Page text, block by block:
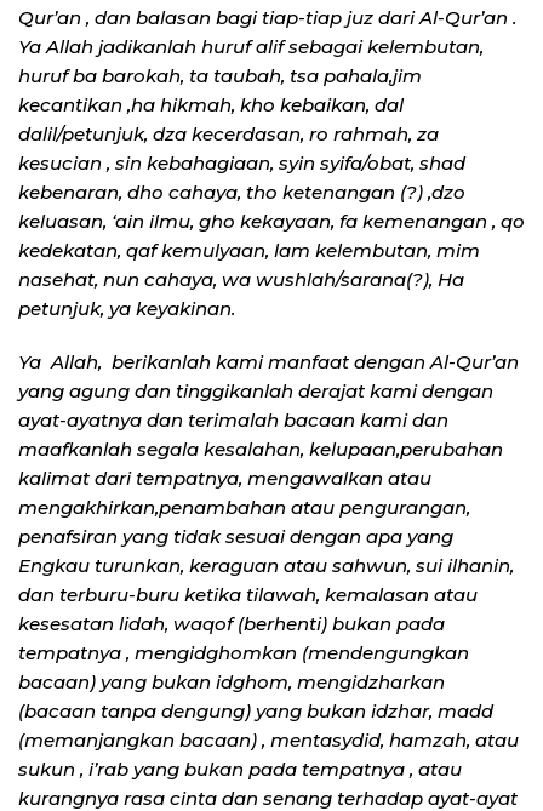
Qur’an , dan balasan bagi tiap-tiap juz dari Al-Qur’an .
Ya Allah jadikanlah huruf alif sebagai kelembutan,
huruf ba barokah, ta taubah, tsa pahala,jim
kecantikan ,ha hikmah, kho kebaikan, dal
dalil/petunjuk, dza kecerdasan, ro rahmah, za
kesucian , sin kebahagiaan, syin syifa/obat, shad
kebenaran, dho cahaya, tho ketenangan (?) ,dzo
keluasan, ‘ain ilmu, gho kekayaan, fa kemenangan , qo
kedekatan, qaf kemulyaan, lam kelembutan, mim
nasehat, nun cahaya, wa wushlah/sarana(?), Ha
petunjuk, ya keyakinan.
Ya Allah, berikanlah kami manfaat dengan Al-Qur’an
yang agung dan tinggikanlah derajat kami dengan
ayat-ayatnya dan terimalah bacaan kami dan
maafkanlah segala kesalahan, kelupaan,perubahan
kalimat dari tempatnya, mengawalkan atau
mengakhirkan,penambahan atau pengurangan,
penafsiran yang tidak sesuai dengan apa yang
Engkau turunkan, keraguan atau sahwun, sui ilhanin,
dan terburu-buru ketika tilawah, kemalasan atau
kesesatan lidah, waqof (berhenti) bukan pada
tempatnya , mengidghomkan (mendengungkan
bacaan) yang bukan idghom, mengidzharkan
(bacaan tanpa dengung) yang bukan idzhar, madd
(memanjangkan bacaan) , mentasydid, hamzah, atau
sukun , i’rab yang bukan pada tempatnya , atau
kurangnya rasa cinta dan senang terhadap ayat-ayat